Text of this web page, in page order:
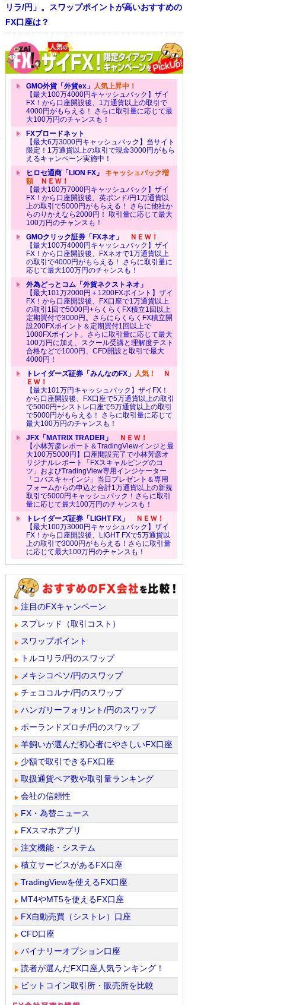
リラ/円」。スワップポイントが高いおすすめの
FX口座は？
GMO外貨「外貨ex」 人気上昇中！
【最大100万4000円キャッシュバック】ザイ
FX！から口座開設後、1万通貨以上の取引で
4000円がもらえる！ さらに取引量に応じて最
大100万円のチャンスも！
FXブロードネット
【最大6万3000円キャッシュバック】当サイト
限定！1万通貨以上の取引で現金3000円がもら
えるキャンペーン実施中！
ヒロセ通商「LION FX」 キャッシュバック増
額ＮＥＷ！
【最大100万7000円キャッシュバック】ザイ
FX！から口座開設後、英ポンド/円1万通貨以
上の取引で5000円がもらえる！ さらに他社か
らのりかえなら2000円！ 取引量に応じて最大
100万円のチャンスも！
GMOクリック証券「FXネオ」
ＮＥＷ！
【最大100万4000円キャッシュバック】ザイ
FX！から口座開設後、FXネオで1万通貨以上
の取引で4000円がもらえる！ さらに取引量に
応じて最大100万円のチャンスも！
外為どっとコム「外貨ネクストネオ」
【最大101万2000円＋1200FXポイント】ザイ
FX！から口座開設後、FX口座で1万通貨以上
の取引1回で5000円+らくらくFX積立1回以上
定期買付で3000円。さらにらくらくFX積立開
設200FXポイント＆定期買付1回以上で
1000FXポイント。さらに取引量に応じて最大
100万円に加え、スクール受講と理解度テスト
合格などで1000円、CFD開設と取引で最大
4000円！
トレイダーズ証券「みんなのFX」 人気！
Ｎ
ＥＷ！
【最大101万円キャッシュバック】ザイFX！
から口座開設後、FX口座で5万通貨以上の取引
で5000円+シストレ口座で5万通貨以上の取引
で5000円がもらえる！ さらに取引量に応じて
最大100万円のチャンスも！
JFX「MATRIX TRADER」
ＮＥＷ！
【小林芳彦レポート＆TradingViewインジと最
大100万5000円】口座開設完了で小林芳彦オ
リジナルレポート「FXスキャルピングのコ
ツ」およびTradingView専用インジケーター
「コバスキャインジ」当日プレゼント＆専用
フォームからの申込と合計1万通貨以上の新規
取引で5000円キャッシュバック！さらに取引
量に応じて最大100万円のチャンスも！
トレイダーズ証券「LIGHT FX」
ＮＥＷ！
【最大100万3000円キャッシュバック】ザイ
FX！から口座開設後、LIGHT FXで5万通貨以
上の取引で3000円がもらえる！さらに取引量
に応じて最大100万円のチャンスも！
注目のFXキャンペーン
スプレッド（取引コスト）
スワップポイント
トルコリラ/円のスワップ
メキシコペソ/円のスワップ
チェココルナ/円のスワップ
ハンガリーフォリント/円のスワップ
ポーランドズロチ/円のスワップ
羊飼いが選んだ初心者にやさしいFX口座
少額で取引できるFX口座
取扱通貨ペア数や取引量ランキング
会社の信頼性
FX・為替ニュース
FXスマホアプリ
注文機能・システム
積立サービスがあるFX口座
TradingViewを使えるFX口座
MT4やMT5を使えるFX口座
FX自動売買（シストレ）口座
CFD口座
バイナリーオプション口座
読者が選んだFX口座人気ランキング！
ビットコイン取引所・販売所を比較